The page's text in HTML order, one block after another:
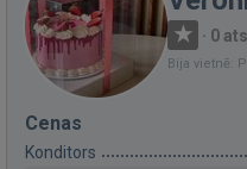
· 0
Bija vietnē:
Cenas
Konditors